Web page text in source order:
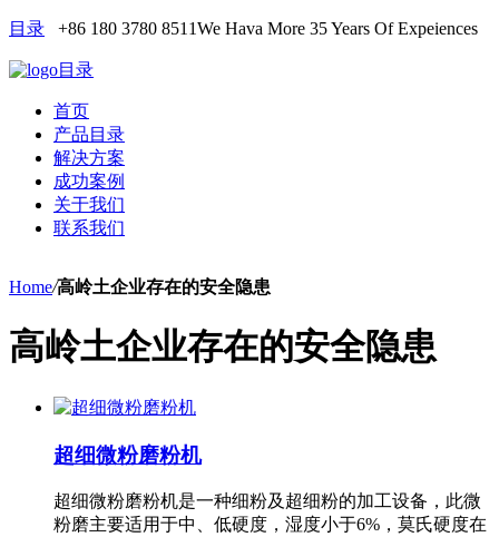
目录 +86 180 3780 8511We Hava More 35 Years Of Expeiences
目录
首页
产品目录
解决方案
成功案例
关于我们
联系我们
Home/高岭土企业存在的安全隐患
高岭土企业存在的安全隐患
超细微粉磨粉机
超细微粉磨粉机是一种细粉及超细粉的加工设备，此微
粉磨主要适用于中、低硬度，湿度小于6%，莫氏硬度在